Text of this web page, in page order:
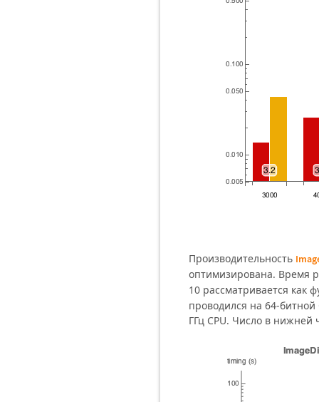
Производительность
оптимизирована. Время
10 рассматривается как
проводился на 64-
ГГц CPU. Число в нижней